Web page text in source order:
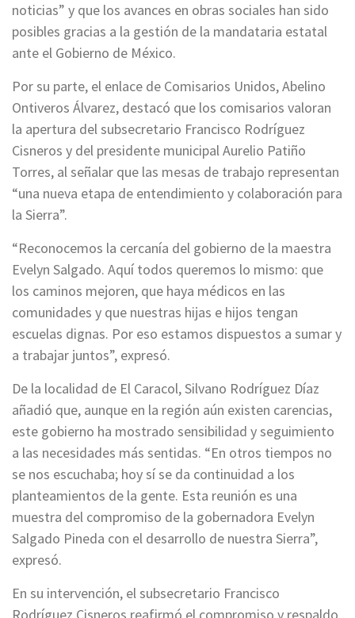
noticias” y que los avances en obras sociales han sido
posibles gracias a la gestión de la mandataria estatal
ante el Gobierno de México.
Por su parte, el enlace de Comisarios Unidos, Abelino
Ontiveros Álvarez, destacó que los comisarios valoran
la apertura del subsecretario Francisco Rodríguez
Cisneros y del presidente municipal Aurelio Patiño
Torres, al señalar que las mesas de trabajo representan
“una nueva etapa de entendimiento y colaboración para
la Sierra”.
“Reconocemos la cercanía del gobierno de la maestra
Evelyn Salgado. Aquí todos queremos lo mismo: que
los caminos mejoren, que haya médicos en las
comunidades y que nuestras hijas e hijos tengan
escuelas dignas. Por eso estamos dispuestos a sumar y
a trabajar juntos”, expresó.
De la localidad de El Caracol, Silvano Rodríguez Díaz
añadió que, aunque en la región aún existen carencias,
este gobierno ha mostrado sensibilidad y seguimiento
a las necesidades más sentidas. “En otros tiempos no
se nos escuchaba; hoy sí se da continuidad a los
planteamientos de la gente. Esta reunión es una
muestra del compromiso de la gobernadora Evelyn
Salgado Pineda con el desarrollo de nuestra Sierra”,
expresó.
En su intervención, el subsecretario Francisco